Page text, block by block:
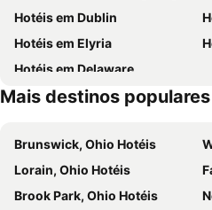
Hotéis em Dublin
Hotéis em Elyria
Hotéis em Delaware
Mais destinos populares
Brunswick, Ohio Hotéis
Lorain, Ohio Hotéis
Brook Park, Ohio Hotéis